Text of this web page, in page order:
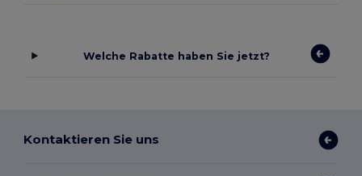
Welche Rabatte haben Sie jetzt?
Kontaktieren Sie uns